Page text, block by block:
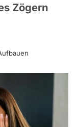
Zögern